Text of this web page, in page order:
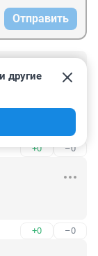
Отправить
только с
+0 –0
другие
+0 –0